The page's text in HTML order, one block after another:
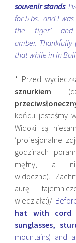
souvenir stands.
for 5 bs. and I
the tiger’
amber.
that while in in
* Przed
sznurkiem
końcu jesteśmy
Widoki są
‘profesjonalne
godzinach
mętny, a
widoczne).
aurę
wiedziała:)/
hat with cord
sunglasses,
mountains) and a